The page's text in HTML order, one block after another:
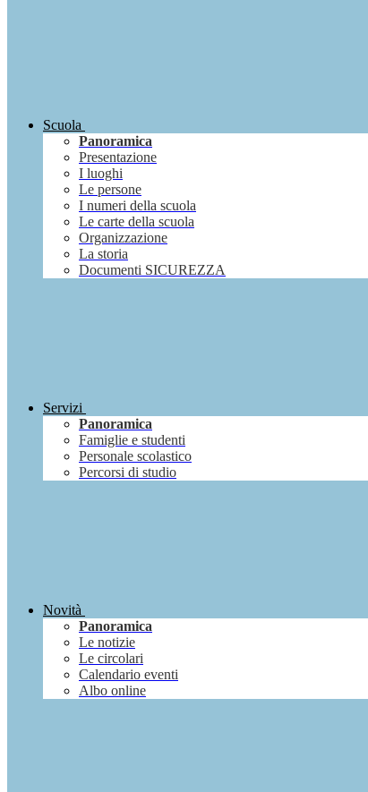
Scuola
Panoramica
Presentazione
I luoghi
Le persone
I numeri della scuola
Le carte della scuola
Organizzazione
La storia
Documenti SICUREZZA
Servizi
Panoramica
Famiglie e studenti
Personale scolastico
Percorsi di studio
Novità
Panoramica
Le notizie
Le circolari
Calendario eventi
Albo online